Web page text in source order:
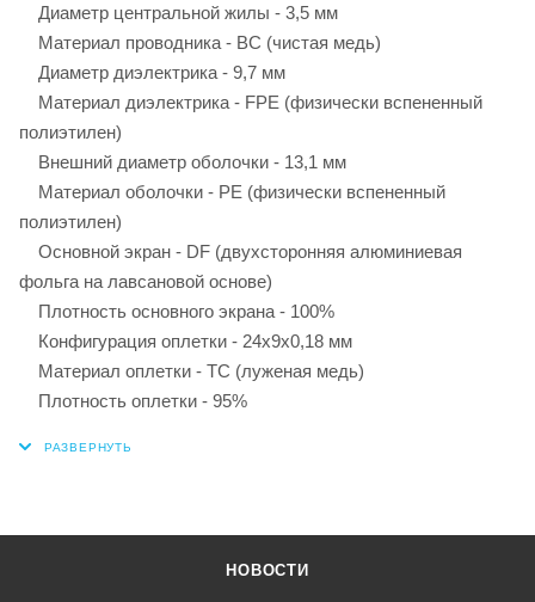
Диаметр центральной жилы - 3,5 мм
Материал проводника - BC (чистая медь)
Диаметр диэлектрика - 9,7 мм
Материал диэлектрика - FPE (физически вспененный
полиэтилен)
Внешний диаметр оболочки - 13,1 мм
Материал оболочки - PE (физически вспененный
полиэтилен)
Основной экран - DF (двухсторонняя алюминиевая
фольга на лавсановой основе)
Плотность основного экрана - 100%
Конфигурация оплетки - 24x9x0,18 мм
Материал оплетки - TC (луженая медь)
Плотность оплетки - 95%
НОВОСТИ